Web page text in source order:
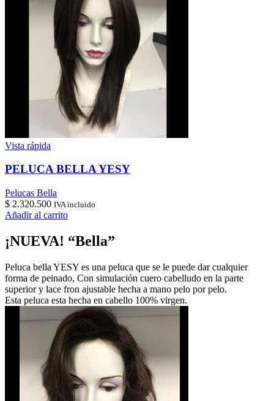
Vista rápida
PELUCA BELLA YESY
Pelucas Bella
$ 2.320.500 IVA incluido
Añadir al carrito
¡NUEVA! “Bella”
Peluca bella YESY es una peluca que se le puede dar cualquier
forma de peinado, Con simulación cuero cabelludo en la parte
superior y lace fron ajustable hecha a mano pelo por pelo.
Esta peluca esta hecha en cabello 100% virgen.